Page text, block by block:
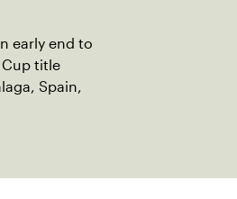
early end to
Cup title
Spain,